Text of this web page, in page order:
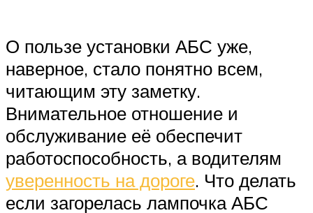
О пользе установки АБС уже,
наверное, стало понятно всем,
читающим эту заметку.
Внимательное отношение и
обслуживание её обеспечит
работоспособность, а водителям
уверенность на дороге. Что делать
если загорелась лампочка АБС